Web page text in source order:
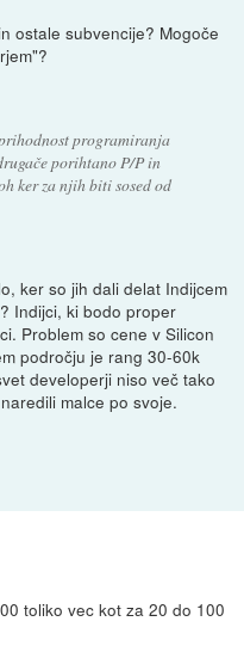
ostale subvencije? Mogoče
programiranja
porihtano P/P in
ker za njih biti sosed od
ker so jih dali delat Indijcem
Indijci, ki bodo proper
Problem so cene v Silicon
področju je rang 30-60k
developerji niso več tako
malce po svoje.
toliko vec kot za 20 do 100